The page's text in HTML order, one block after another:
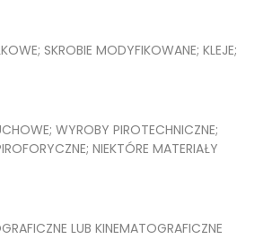
SKROBIE MODYFIKOWANE; KLEJE;
WYROBY PIROTECHNICZNE;
NIEKTÓRE MATERIAŁY
LUB KINEMATOGRAFICZNE